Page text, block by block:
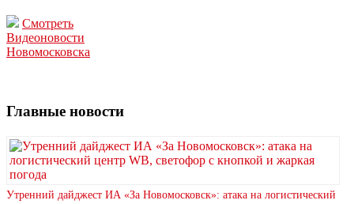
Смотреть
Видеоновости
Новомосковска
Главные новости
Утренний дайджест ИА «За Новомосковск»: атака на логистический